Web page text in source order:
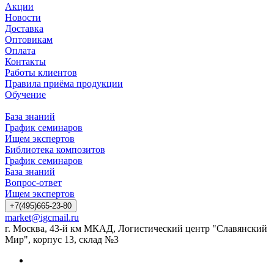
Акции
Новости
Доставка
Оптовикам
Оплата
Контакты
Работы клиентов
Правила приёма продукции
Обучение
База знаний
График семинаров
Ищем экспертов
Библиотека композитов
График семинаров
База знаний
Вопрос-ответ
Ищем экспертов
+7(495)665-23-80
market@igcmail.ru
г. Москва, 43-й км МКАД, Логистический центр "Славянский
Мир", корпус 13, склад №3